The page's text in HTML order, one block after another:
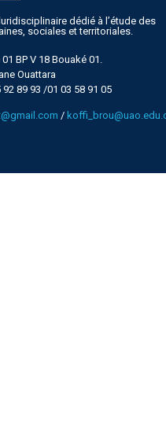
dédié à l’étude des
sociales et territoriales.
BP V 18 Bouaké 01.
Ouattara
92 89 93 /01 03 58 91 05
/